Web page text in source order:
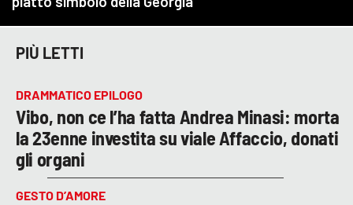
PIÙ LETTI
DRAMMATICO EPILOGO
Vibo, non ce l’ha fatta Andrea Minasi: morta
la 23enne investita su viale Affaccio, donati
gli organi
GESTO D’AMORE